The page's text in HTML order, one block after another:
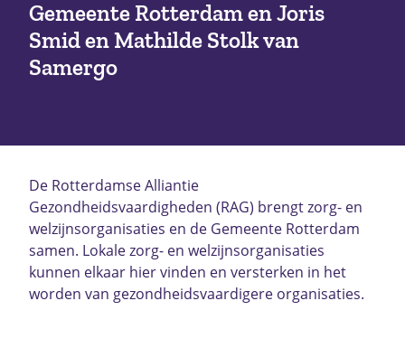
Gemeente Rotterdam en Joris
Smid en Mathilde Stolk van
Samergo
De Rotterdamse Alliantie
Gezondheidsvaardigheden (RAG) brengt zorg- en
welzijnsorganisaties en de Gemeente Rotterdam
samen. Lokale zorg- en welzijnsorganisaties
kunnen elkaar hier vinden en versterken in het
worden van gezondheidsvaardigere organisaties.